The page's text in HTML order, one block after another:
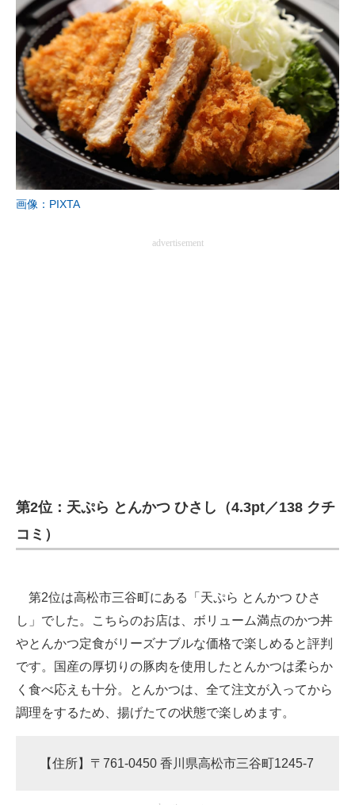
建設×テクノロジーの最前線
ちょっと気になるネットの話題
画像：PIXTA
advertisement
第2位：天ぷら とんかつ ひさし（4.3pt／138 クチ
コミ）
第2位は高松市三谷町にある「天ぷら とんかつ ひさ
し」でした。こちらのお店は、ボリューム満点のかつ丼
やとんかつ定食がリーズナブルな価格で楽しめると評判
です。国産の厚切りの豚肉を使用したとんかつは柔らか
く食べ応えも十分。とんかつは、全て注文が入ってから
調理をするため、揚げたての状態で楽しめます。
【住所】〒761-0450 香川県高松市三谷町1245-7